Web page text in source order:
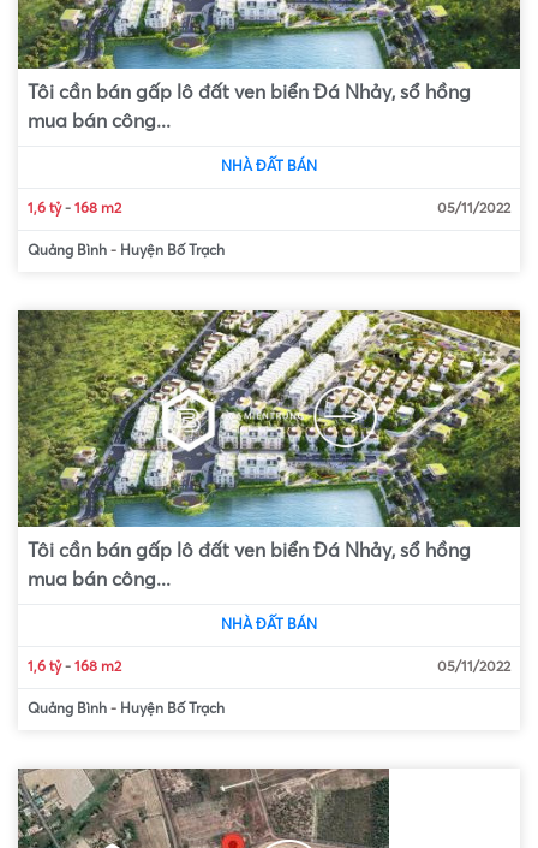
Tôi cần bán gấp lô đất ven biển Đá Nhảy, sổ hồng
mua bán công...
NHÀ ĐẤT BÁN
1,6 tỷ- 168 m2 05/11/2022
Quảng Bình - Huyện Bố Trạch
Tôi cần bán gấp lô đất ven biển Đá Nhảy, sổ hồng
mua bán công...
NHÀ ĐẤT BÁN
1,6 tỷ- 168 m2 05/11/2022
Quảng Bình - Huyện Bố Trạch